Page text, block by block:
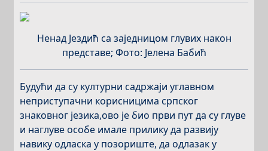
Ненад Јездић са заједницом глувих након
представе; Фото: Јелена Бабић
Будући да су културни садржаји углавном
неприступачни корисницима српског
знаковног језика,ово је био први пут да су глуве
и наглуве особе имале прилику да развију
навику одласка у позориште, да одлазак у